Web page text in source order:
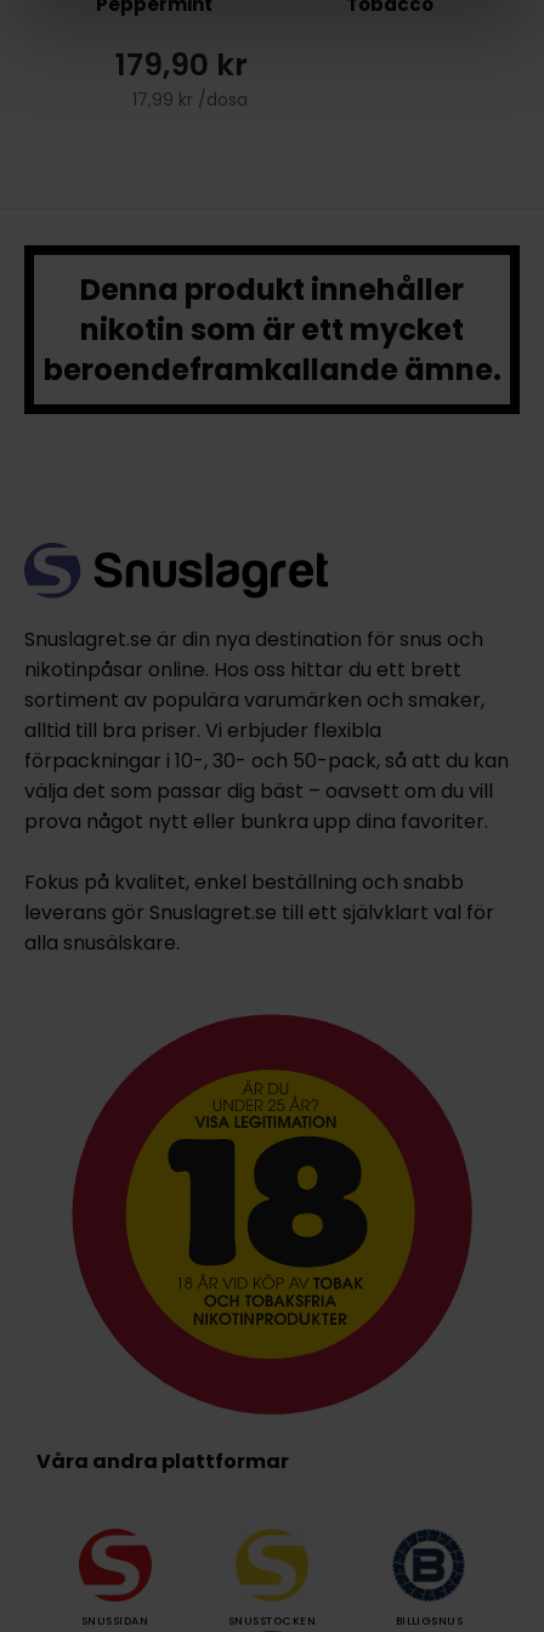
179,90 kr
17,99 kr /dosa
Denna produkt innehåller
nikotin som är ett mycket
beroendeframkallande ämne.
Snuslagret.se är din nya destination för snus och
nikotinpåsar online. Hos oss hittar du ett brett
sortiment av populära varumärken och smaker,
alltid till bra priser. Vi erbjuder flexibla
förpackningar i 10-, 30- och 50-pack, så att du kan
välja det som passar dig bäst – oavsett om du vill
prova något nytt eller bunkra upp dina favoriter.
Fokus på kvalitet, enkel beställning och snabb
leverans gör Snuslagret.se till ett självklart val för
alla snusälskare.
Våra andra plattformar
SNUSSIDAN SNUSSTOCKEN BILLIGSNUS